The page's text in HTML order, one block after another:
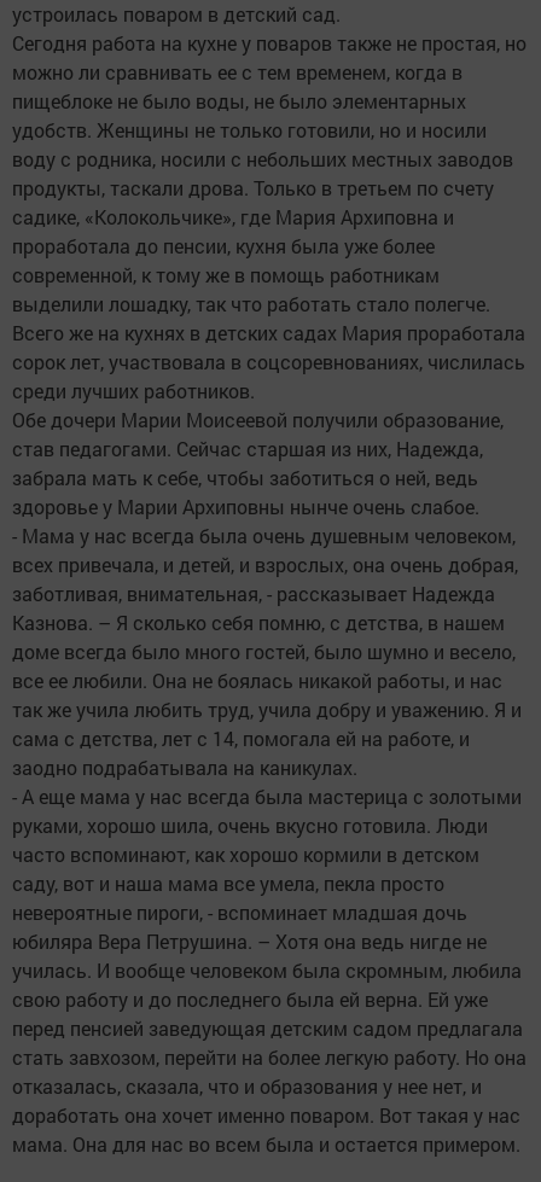
устроилась поваром в детский сад.
Сегодня работа на кухне у поваров также не простая, но
можно ли сравнивать ее с тем временем, когда в
пищеблоке не было воды, не было элементарных
удобств. Женщины не только готовили, но и носили
воду с родника, носили с небольших местных заводов
продукты, таскали дрова. Только в третьем по счету
садике, «Колокольчике», где Мария Архиповна и
проработала до пенсии, кухня была уже более
современной, к тому же в помощь работникам
выделили лошадку, так что работать стало полегче.
Всего же на кухнях в детских садах Мария проработала
сорок лет, участвовала в соцсоревнованиях, числилась
среди лучших работников.
Обе дочери Марии Моисеевой получили образование,
став педагогами. Сейчас старшая из них, Надежда,
забрала мать к себе, чтобы заботиться о ней, ведь
здоровье у Марии Архиповны нынче очень слабое.
- Мама у нас всегда была очень душевным человеком,
всех привечала, и детей, и взрослых, она очень добрая,
заботливая, внимательная, - рассказывает Надежда
Казнова. – Я сколько себя помню, с детства, в нашем
доме всегда было много гостей, было шумно и весело,
все ее любили. Она не боялась никакой работы, и нас
так же учила любить труд, учила добру и уважению. Я и
сама с детства, лет с 14, помогала ей на работе, и
заодно подрабатывала на каникулах.
- А еще мама у нас всегда была мастерица с золотыми
руками, хорошо шила, очень вкусно готовила. Люди
часто вспоминают, как хорошо кормили в детском
саду, вот и наша мама все умела, пекла просто
невероятные пироги, - вспоминает младшая дочь
юбиляра Вера Петрушина. – Хотя она ведь нигде не
училась. И вообще человеком была скромным, любила
свою работу и до последнего была ей верна. Ей уже
перед пенсией заведующая детским садом предлагала
стать завхозом, перейти на более легкую работу. Но она
отказалась, сказала, что и образования у нее нет, и
доработать она хочет именно поваром. Вот такая у нас
мама. Она для нас во всем была и остается примером.